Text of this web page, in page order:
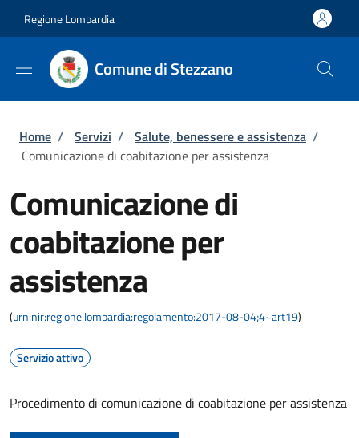
Regione Lombardia
Comune di Stezzano
Briciole di pane
Home / Servizi / Salute, benessere e assistenza /
Comunicazione di coabitazione per assistenza
Comunicazione di
coabitazione per
assistenza
(urn:nir:regione.lombardia:regolamento:2017-08-04;4~art19)
Servizio attivo
Procedimento di comunicazione di coabitazione per assistenza